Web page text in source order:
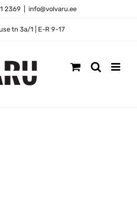
2369 info@volvaru.ee
tn 3a/1 | E-R 9-17